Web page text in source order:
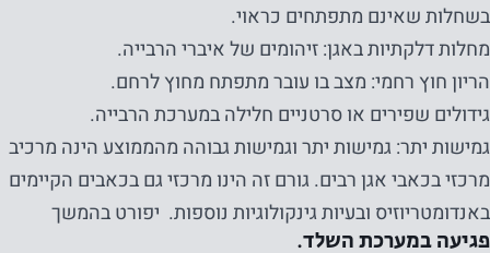
בשחלות שאינם מתפתחים כראוי.
מחלות דלקתיות באגן: זיהומים של איברי הרבייה.
הריון חוץ רחמי: מצב בו עובר מתפתח מחוץ לרחם.
גידולים שפירים או סרטניים חלילה במערכת הרבייה.
גמישות יתר: גמישות יתר וגמישות גבוהה מהממוצע הינה מרכיב
מרכזי בכאבי אגן רבים. גורם זה הינו מרכזי גם בכאבים הקיימים
באנדומטריוזיס ובעיות גינקולוגיות נוספות. יפורט בהמשך
פגיעה במערכת השלד.